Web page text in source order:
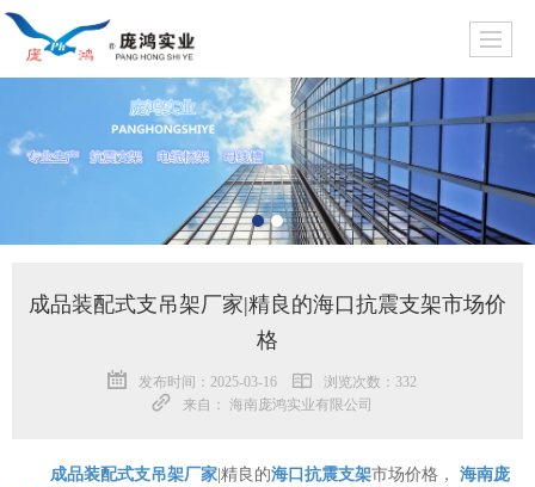
成品装配式支吊架厂家|精良的海口抗震支架市场价
格
发布时间：2025-03-16
浏览次数：332
来自： 海南庞鸿实业有限公司
成品装配式支吊架厂家 |精良的海口抗震支架市场价格， 海南庞